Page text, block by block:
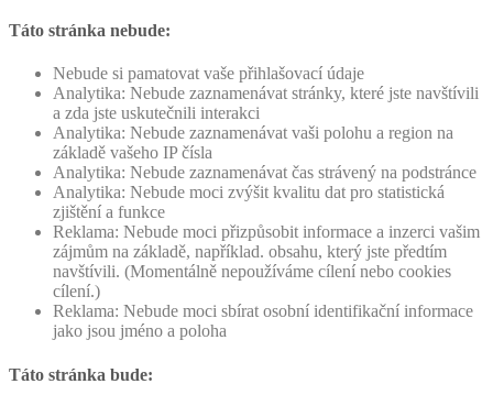
Táto stránka nebude:
Nebude si pamatovat vaše přihlašovací údaje
Analytika: Nebude zaznamenávat stránky, které jste navštívili
a zda jste uskutečnili interakci
Analytika: Nebude zaznamenávat vaši polohu a region na
základě vašeho IP čísla
Analytika: Nebude zaznamenávat čas strávený na podstránce
Analytika: Nebude moci zvýšit kvalitu dat pro statistická
zjištění a funkce
Reklama: Nebude moci přizpůsobit informace a inzerci vašim
zájmům na základě, například. obsahu, který jste předtím
navštívili. (Momentálně nepoužíváme cílení nebo cookies
cílení.)
Reklama: Nebude moci sbírat osobní identifikační informace
jako jsou jméno a poloha
Táto stránka bude: